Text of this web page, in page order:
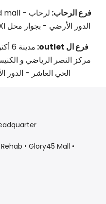
فرع الرحاب:
الدور الأرضي - بجوار محل PIXI للشوزات - محل رقم G 23
فرع ال outlet:
مركز النصر الرياضي و
الحي العاشر - الدور
• Glory45 Mall •